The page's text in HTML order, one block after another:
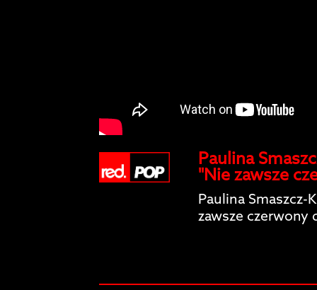
Paulina
"Nie zawsze
Paulina Smaszcz-
zawsze czerwony